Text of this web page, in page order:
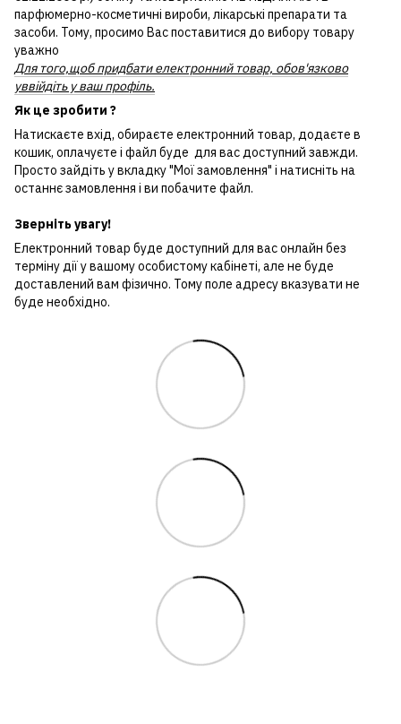
парфюмерно-косметичні вироби, лікарські препарати та
засоби. Тому, просимо Вас поставитися до вибору товару
уважно
Для того,щоб придбати електронний товар, обов'язково
уввійдіть у ваш профіль.
Як це зробити ?
Натискаєте вхід, обираєте електронний товар, додаєте в
кошик, оплачуєте і файл буде для вас доступний завжди.
Просто зайдіть у вкладку "Мої замовлення" і натисніть на
останнє замовлення і ви побачите файл.
Зверніть увагу!
Електронний товар буде доступний для вас онлайн без
терміну дії у вашому особистому кабінеті, але не буде
доставлений вам фізично. Тому поле адресу вказувати не
буде необхідно.